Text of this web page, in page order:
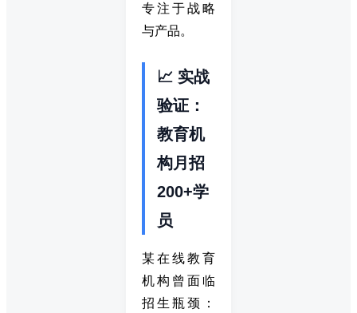
专注于战略
与产品。
📈 实战
验证：
教育机
构月招
200+学
员
某在线教育
机构曾面临
招生瓶颈：